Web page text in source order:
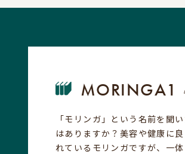
MORINGA1
「モリンガ」という名前を聞
はありますか？美容や健康に
れているモリンガですが、一体